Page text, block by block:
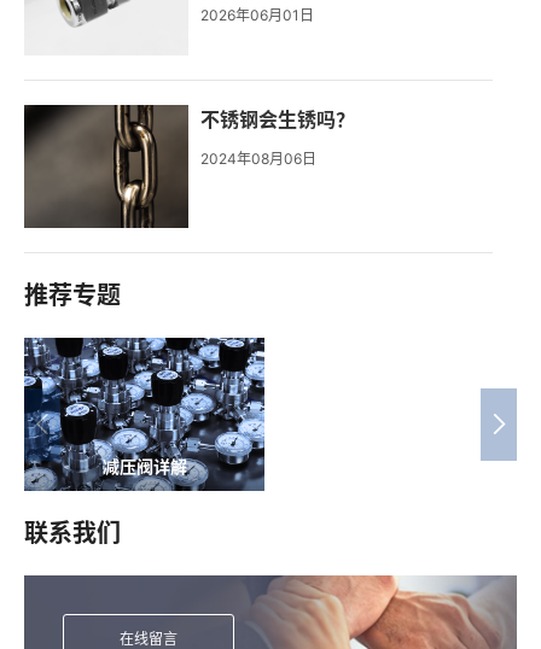
2026年06月01日
不锈钢会生锈吗？
2024年08月06日
推荐专题
减压阀详解
联系我们
在线留言